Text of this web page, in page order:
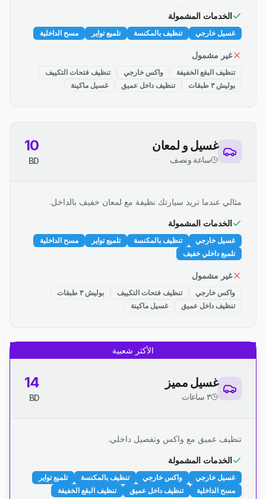
الخدمات المشمولة
غسيل خارجي تنظيف بالمكنسة تلميع تواير مسح الداخلية
غير مشمول
تنظيف البقع الخفيفة واكس خارجي
تنظيف فتحات التكييف
بوليش ٣ طبقات
تنظيف داخل عميق غسيل ماكينة
غسيل و لمعان
ساعة ونصف
10
BD
مثالي عندما تريد سيارتك نظيفة مع لمعان خفيف بالداخل.
الخدمات المشمولة
غسيل خارجي تنظيف بالمكنسة تلميع تواير
مسح الداخلية
تلميع داخلي خفيف
غير مشمول
واكس خارجي تنظيف فتحات التكييف
بوليش ٣ طبقات
تنظيف داخل عميق
غسيل ماكينة
الأكثر شعبية
غسيل مميز
٣ ساعات
14
BD
تنظيف عميق مع واكس وتفصيل داخلي.
الخدمات المشمولة
غسيل خارجي واكس خارجي تنظيف بالمكنسة
تلميع تواير
مسح الداخلية
تنظيف داخل عميق تنظيف البقع الخفيفة